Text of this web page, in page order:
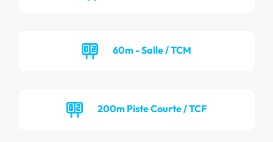
60m - Salle / TCM
200m Piste Courte / TCF